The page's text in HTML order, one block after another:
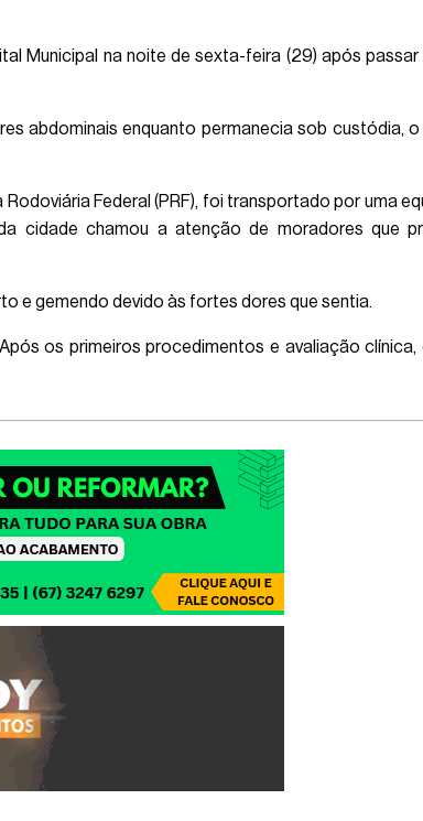
Municipal na noite de sexta-feira (29) após
abdominais enquanto permanecia sob custódia, o
Federal (PRF), foi transportado por uma
cidade chamou a atenção de moradores que
e gemendo devido às fortes dores que sentia.
os primeiros procedimentos e avaliação